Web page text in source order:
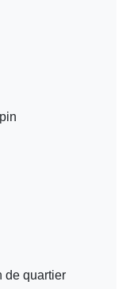
de quartier